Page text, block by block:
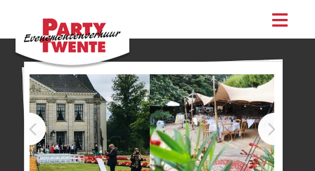
assortiment
evenementen
feesten
bestellen